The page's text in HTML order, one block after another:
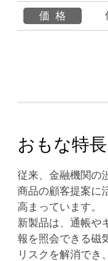
価格
おもな特長
従来、金融機関の
商品の顧客提案に
高まっています。
新製品は、通帳や
報を照会できる磁
リスクを解消でき